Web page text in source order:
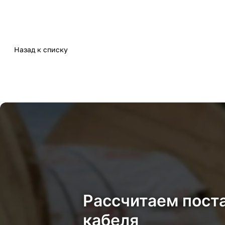
Назад к списку
Рассчитаем
кабеля